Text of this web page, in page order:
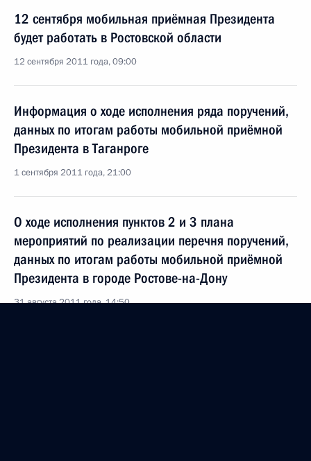
12 сентября мобильная приёмная Президента
будет работать в Ростовской области
12 сентября 2011 года, 09:00
Информация о ходе исполнения ряда поручений,
данных по итогам работы мобильной приёмной
Президента в Таганроге
1 сентября 2011 года, 21:00
О ходе исполнения пунктов 2 и 3 плана
мероприятий по реализации перечня поручений,
данных по итогам работы мобильной приёмной
Президента в городе Ростове-на-Дону
31 августа 2011 года, 14:50